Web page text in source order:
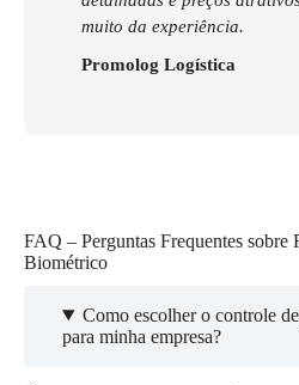
muito da experiência.
Promolog Logística
FAQ – Perguntas Frequentes sobre
Biométrico
Como escolher o controle
para minha empresa?